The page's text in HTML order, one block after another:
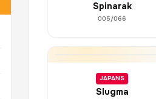
Spinarak
005/066
JAPANS
Slugma